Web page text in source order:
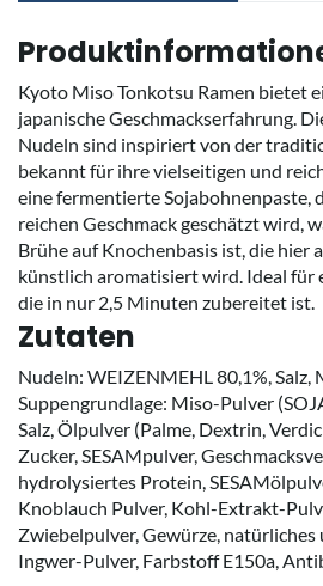
Kyoto Miso Tonkotsu Ramen bietet
japanische Geschmackserfahrung.
Nudeln sind inspiriert von der
bekannt für ihre vielseitigen und
eine fermentierte Sojabohnenpaste,
reichen Geschmack geschätzt wird,
Brühe auf Knochenbasis ist, die hier
künstlich aromatisiert wird. Ideal für
die in nur 2,5 Minuten zubereitet ist.
Zutaten
Nudeln: WEIZENMEHL 80,1%, Salz,
Suppengrundlage: Miso-Pulver
Salz, Ölpulver (Palme, Dextrin,
Zucker, SESAMpulver,
hydrolysiertes Protein,
Knoblauch Pulver, Kohl-Extrakt-
Zwiebelpulver, Gewürze,
Ingwer-Pulver, Farbstoff E150a,